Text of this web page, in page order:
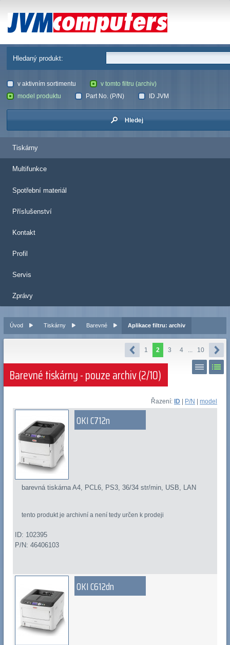
JVM Computers
Hledaný produkt:
v aktivním sortimentu
v tomto filtru (archiv)
model produktu
Part No. (P/N) ID JVM
Hledej
Tiskárny
Multifunkce
Spotřební materiál
Příslušenství
Kontakt
Profil
Servis
Zprávy
Úvod Tiskárny Barevné Aplikace filtru: archiv
1 2 3 4 ... 10
Barevné tiskárny - pouze archiv (2/10)
Řazení: ID P/N |model
OKI C712n
barevná tiskárna A4, PCL6, PS3, 36/34 str/min, USB, LAN
tento produkt je archivní a není tedy určen k prodeji
ID: 102395
P/N: 46406103
OKI C612dn